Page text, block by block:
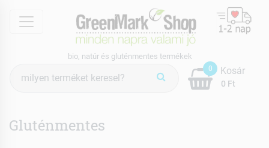
menu
bio, natúr és gluténmentes termékek
keresés
0
0 Ft
Kosár
Gluténmentes